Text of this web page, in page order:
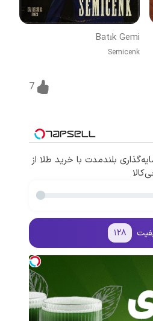
Batık Gemi
Semicenk
7
بلندمدت با خرید طلا از
۱۲۸